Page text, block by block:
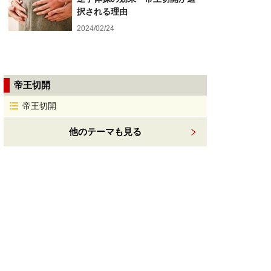
択される理由
2024/02/24
帝王切開
帝王切開
他のテーマも見る